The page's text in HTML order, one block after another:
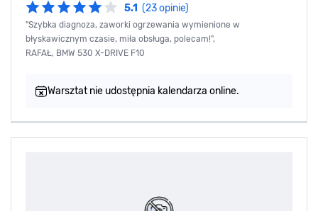
5.1 (23 opinie)
"Szybka diagnoza, zaworki ogrzewania wymienione w
błyskawicznym czasie, miła obsługa, polecam!",
RAFAŁ, BMW 530 X-DRIVE F10
Warsztat nie udostępnia kalendarza online.